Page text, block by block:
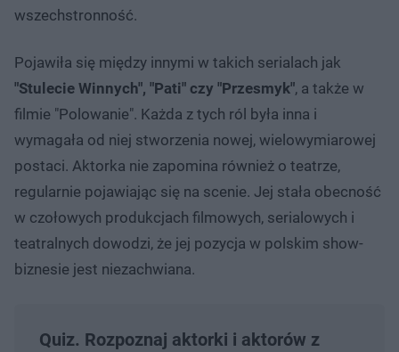
wszechstronność.
Pojawiła się między innymi w takich serialach jak
"Stulecie Winnych", "Pati" czy "Przesmyk", a także w
filmie "Polowanie". Każda z tych ról była inna i
wymagała od niej stworzenia nowej, wielowymiarowej
postaci. Aktorka nie zapomina również o teatrze,
regularnie pojawiając się na scenie. Jej stała obecność
w czołowych produkcjach filmowych, serialowych i
teatralnych dowodzi, że jej pozycja w polskim show-
biznesie jest niezachwiana.
Quiz. Rozpoznaj aktorki i aktorów z